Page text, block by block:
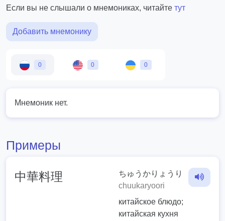
Если вы не слышали о мнемониках, читайте тут
Добавить мнемонику
0 0 0
Мнемоник нет.
Примеры
中華料理
ちゅうかりょうり
chuukaryoori
китайское блюдо;
китайская кухня